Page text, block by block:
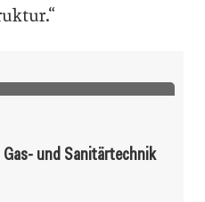
und Sanitärtechnik